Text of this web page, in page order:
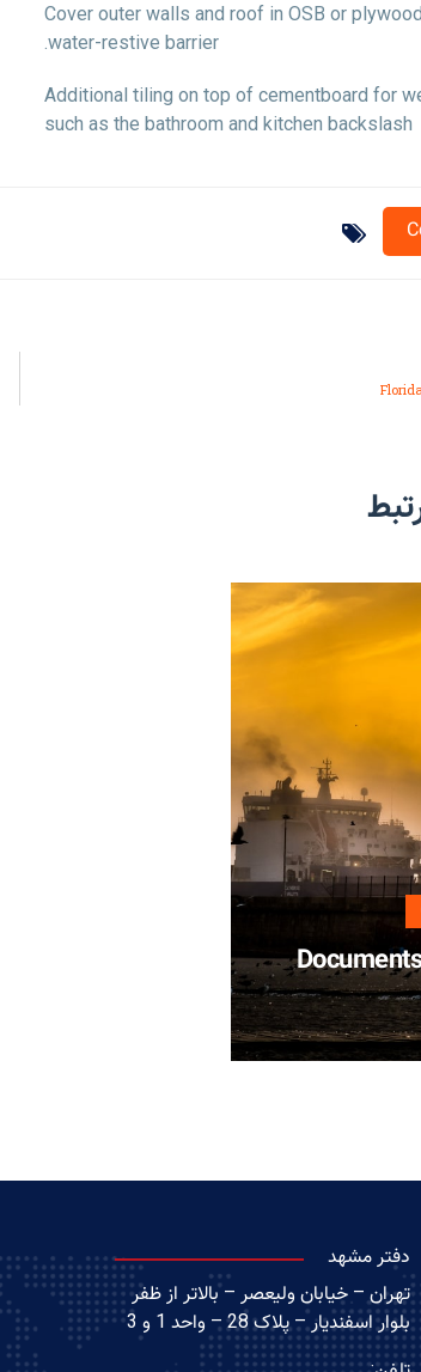
Cover outer walls and roof in OSB or
water-restive barrier.
Additional tiling on top of cementboard for
such as the bathroom and kitchen backslash
دفتر مشهد
تهران – خیابان ولیعصر – بالاتر از ظفر
بلوار اسفندیار – پلاک 28 – واحد 1 و 3